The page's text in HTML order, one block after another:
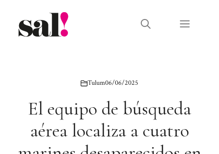
contenido
Menú
Tulum06/06/2025
El equipo de búsqueda
aérea localiza a cuatro